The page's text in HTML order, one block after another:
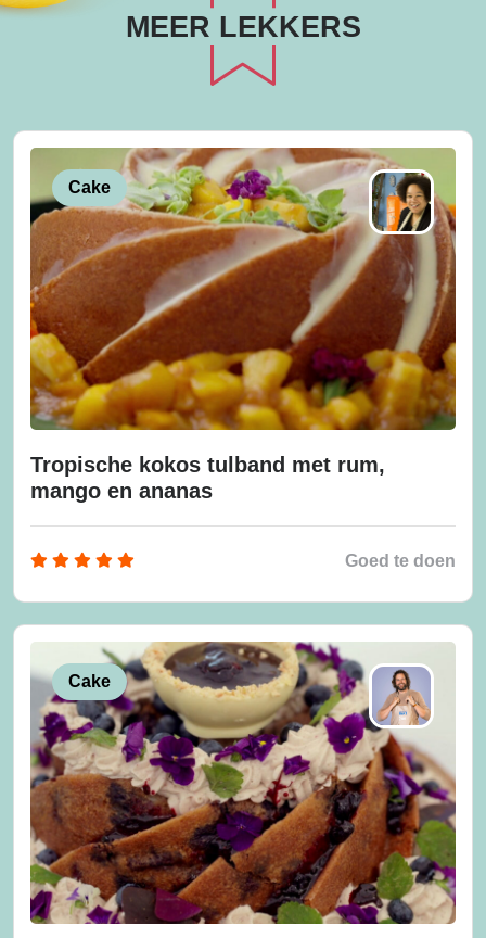
MEER LEKKERS
Cake
Tropische kokos tulband met rum,
mango en ananas
Goed te doen
Cake